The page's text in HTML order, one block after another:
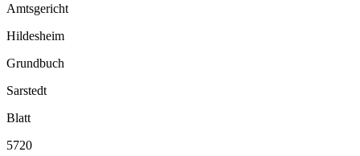
Amtsgericht
Hildesheim
Grundbuch
Sarstedt
Blatt
5720